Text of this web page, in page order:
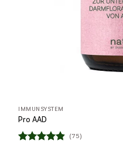
IMMUNSYSTEM
Pro AAD
(75)